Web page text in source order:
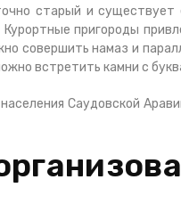
старый и
пригороды
совершить намаз и
встретить камни с
Саудовской